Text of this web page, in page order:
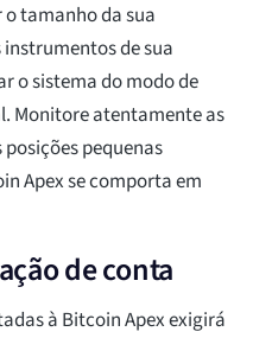
tamanho da sua
de sua
o sistema do modo de
Monitore atentamente as
pequenas
Apex se comporta em
de conta
à Bitcoin Apex exigirá